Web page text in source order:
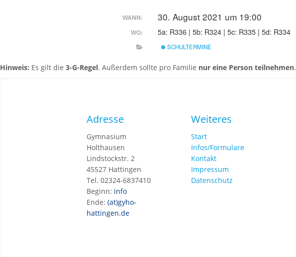
WANN: 30. August 2021 um 19:00
WO: 5a: R336 | 5b: R324 | 5c: R335 | 5d: R334
SCHULTERMINE
Hinweis: Es gilt die 3-G-Regel. Außerdem sollte pro Familie nur eine Person teilnehmen.
Adresse
Gymnasium
Holthausen
Lindstockstr. 2
45527 Hattingen
Tel. 02324-6837410
Beginn: info
Ende:(at)gyho-
hattingen.de
Weiteres
Start
Infos/Formulare
Kontakt
Impressum
Datenschutz